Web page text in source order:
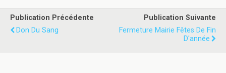
Publication Précédente
Don Du Sang
Publication Suivante
Fermeture Mairie Fêtes De Fin
D'année